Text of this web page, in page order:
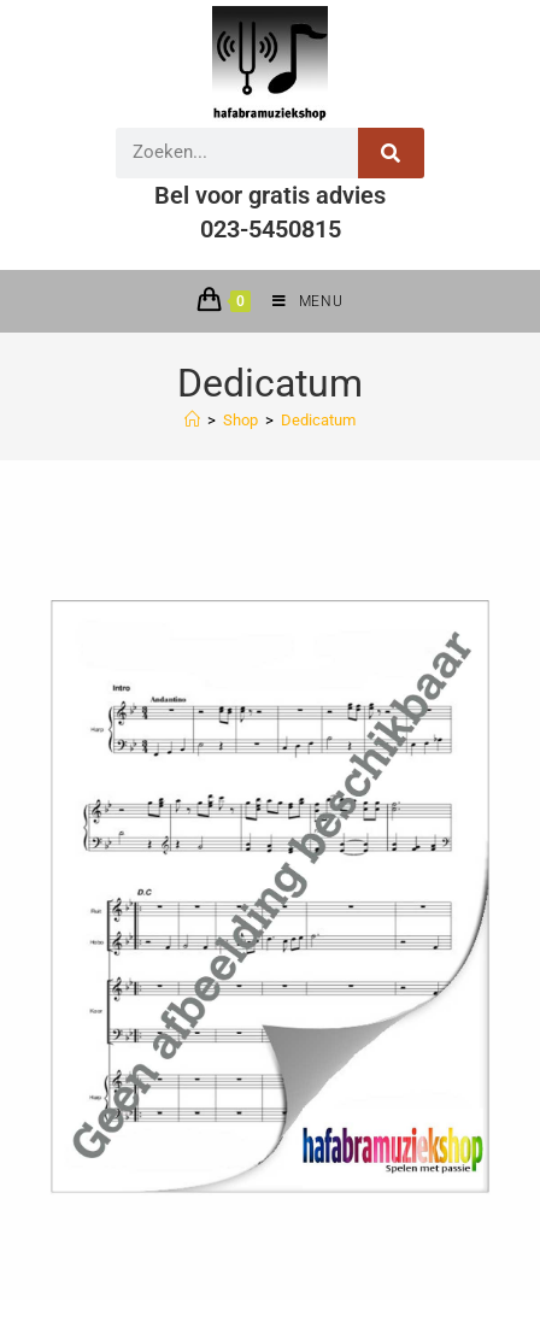
Bel voor gratis advies
023-5450815
0 MENU
Dedicatum
> Shop > Dedicatum